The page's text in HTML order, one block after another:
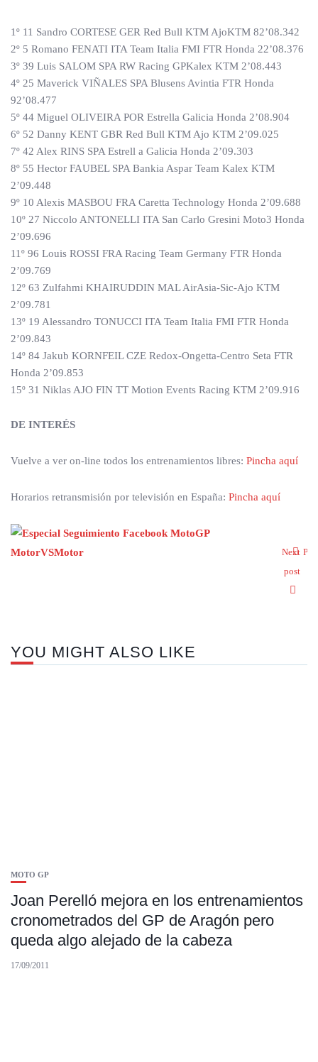
1º 11 Sandro CORTESE GER Red Bull KTM AjoKTM 82’08.342
2º 5 Romano FENATI ITA Team Italia FMI FTR Honda 22’08.376
3º 39 Luis SALOM SPA RW Racing GPKalex KTM 2’08.443
4º 25 Maverick VIÑALES SPA Blusens Avintia FTR Honda
92’08.477
5º 44 Miguel OLIVEIRA POR Estrella Galicia Honda 2’08.904
6º 52 Danny KENT GBR Red Bull KTM Ajo KTM 2’09.025
7º 42 Alex RINS SPA Estrell a Galicia Honda 2’09.303
8º 55 Hector FAUBEL SPA Bankia Aspar Team Kalex KTM
2’09.448
9º 10 Alexis MASBOU FRA Caretta Technology Honda 2’09.688
10º 27 Niccolo ANTONELLI ITA San Carlo Gresini Moto3 Honda
2’09.696
11º 96 Louis ROSSI FRA Racing Team Germany FTR Honda
2’09.769
12º 63 Zulfahmi KHAIRUDDIN MAL AirAsia-Sic-Ajo KTM
2’09.781
13º 19 Alessandro TONUCCI ITA Team Italia FMI FTR Honda
2’09.843
14º 84 Jakub KORNFEIL CZE Redox-Ongetta-Centro Seta FTR
Honda 2’09.853
15º 31 Niklas AJO FIN TT Motion Events Racing KTM 2’09.916
DE INTERÉS
Vuelve a ver on-line todos los entrenamientos libres: Pincha aquí
Horarios retransmisión por televisión en España: Pincha aquí
Next
post
YOU MIGHT ALSO LIKE
MOTO GP
Joan Perelló mejora en los entrenamientos
cronometrados del GP de Aragón pero
queda algo alejado de la cabeza
17/09/2011